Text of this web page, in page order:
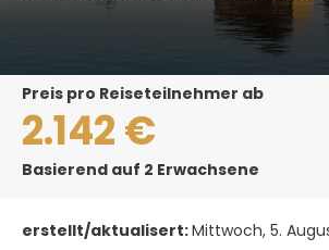
Preis pro Reiseteilnehmer ab
2.142 €
Basierend auf 2 Erwachsene
erstellt/aktualisert:Mittwoch, 5.